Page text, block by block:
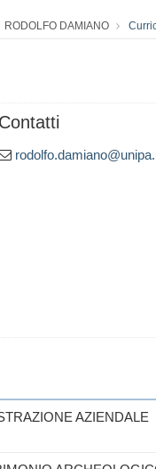
RODOLFO DAMIANO
Contatti
AZIENDALE